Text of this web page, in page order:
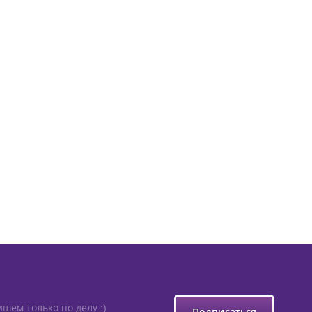
только по делу :)